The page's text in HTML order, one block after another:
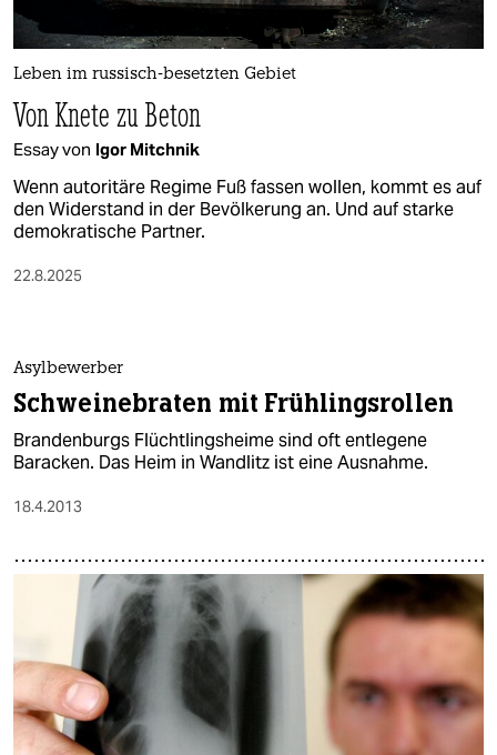
nord
wahrheit
verlag
verlag
veranstaltungen
shop
unterstützen
abo
genossenschaft
epaper login
Leben im russisch-besetzten Gebiet
Von Knete zu Beton
Essay von Igor Mitchnik
Wenn autoritäre Regime Fuß fassen wollen, kommt es auf
den Widerstand in der Bevölkerung an. Und auf starke
demokratische Partner.
22.8.2025
Asylbewerber
Schweinebraten mit Frühlingsrollen
Brandenburgs Flüchtlingsheime sind oft entlegene
Baracken. Das Heim in Wandlitz ist eine Ausnahme.
18.4.2013